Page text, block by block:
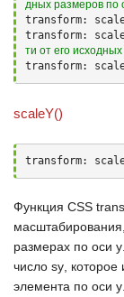
дных размеров по
transform:
transform:
ти от его
transform:
scaleY()
transform:
Функция CSS
размерах по оси у
число sу ,
элемента по оси y